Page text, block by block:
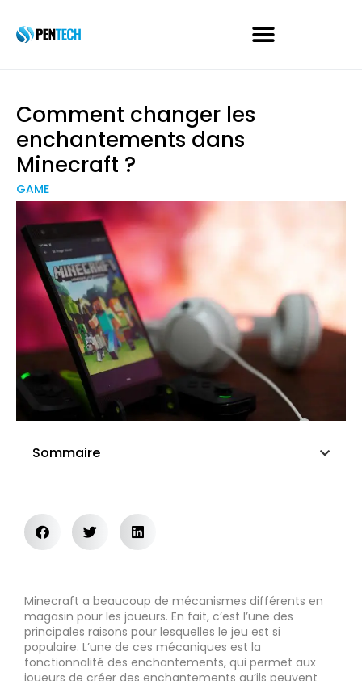
Comment changer les
enchantements dans
Minecraft ?
GAME
Sommaire
Minecraft a beaucoup de mécanismes différents en
magasin pour les joueurs. En fait, c’est l’une des
principales raisons pour lesquelles le jeu est si
populaire. L’une de ces mécaniques est la
fonctionnalité des enchantements, qui permet aux
joueurs de créer des enchantements qu’ils peuvent